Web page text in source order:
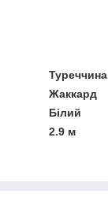
Туреччина
Жаккард
Білий
2.9 м